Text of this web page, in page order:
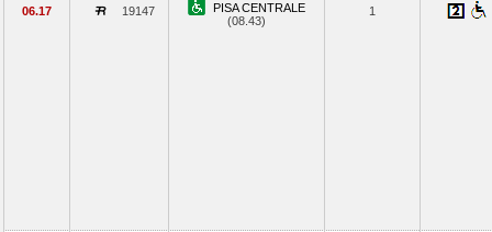
06.17 19147
PISA CENTRALE
(08.43)
1